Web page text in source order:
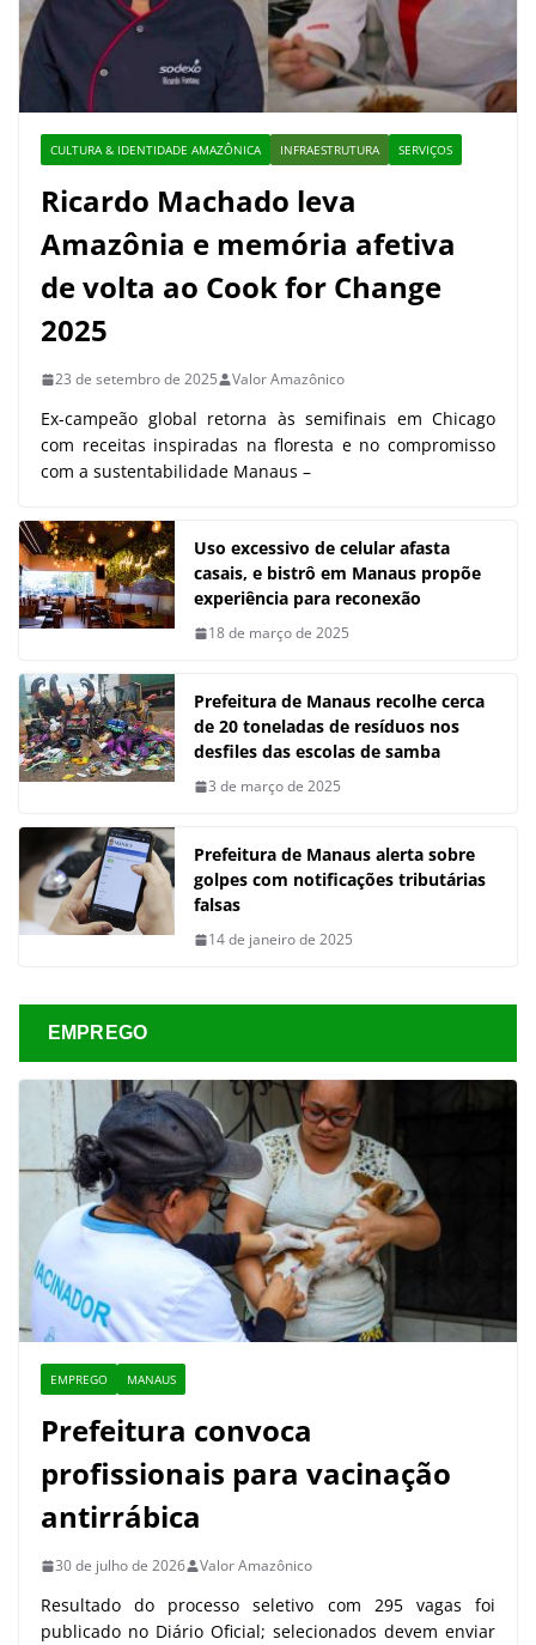
CULTURA & IDENTIDADE AMAZÔNICA INFRAESTRUTURA SERVIÇOS
Ricardo Machado leva
Amazônia e memória afetiva
de volta ao Cook for Change
2025
23 de setembro de 2025 Valor Amazônico
Ex-campeão global retorna às semifinais em Chicago
com receitas inspiradas na floresta e no compromisso
com a sustentabilidade Manaus –
Uso excessivo de celular afasta
casais, e bistrô em Manaus propõe
experiência para reconexão
18 de março de 2025
Prefeitura de Manaus recolhe cerca
de 20 toneladas de resíduos nos
desfiles das escolas de samba
3 de março de 2025
Prefeitura de Manaus alerta sobre
golpes com notificações tributárias
falsas
14 de janeiro de 2025
EMPREGO
EMPREGO MANAUS
Prefeitura convoca
profissionais para vacinação
antirrábica
30 de julho de 2026 Valor Amazônico
Resultado do processo seletivo com 295 vagas foi
publicado no Diário Oficial; selecionados devem enviar